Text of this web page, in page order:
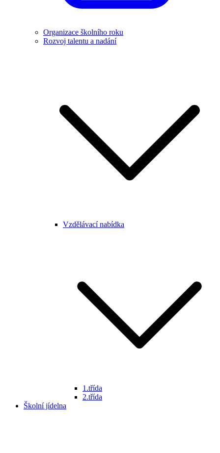
Organizace školního roku
Rozvoj talentu a nadání
Vzdělávací nabídka
1.třída
2.třída
Školní jídelna